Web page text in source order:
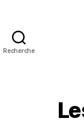
Recherche